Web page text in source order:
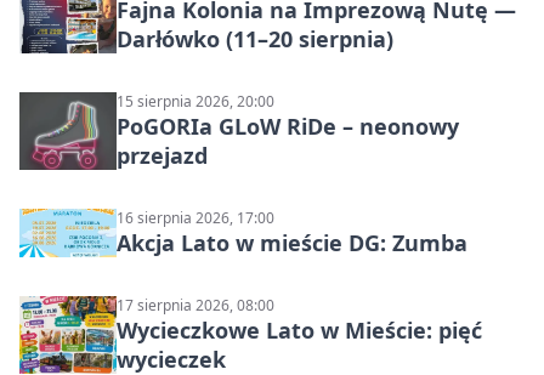
Fajna Kolonia na Imprezową Nutę —
Darłówko (11–20 sierpnia)
15 sierpnia 2026, 20:00
PoGORIa GLoW RiDe – neonowy
przejazd
16 sierpnia 2026, 17:00
Akcja Lato w mieście DG: Zumba
17 sierpnia 2026, 08:00
Wycieczkowe Lato w Mieście: pięć
wycieczek